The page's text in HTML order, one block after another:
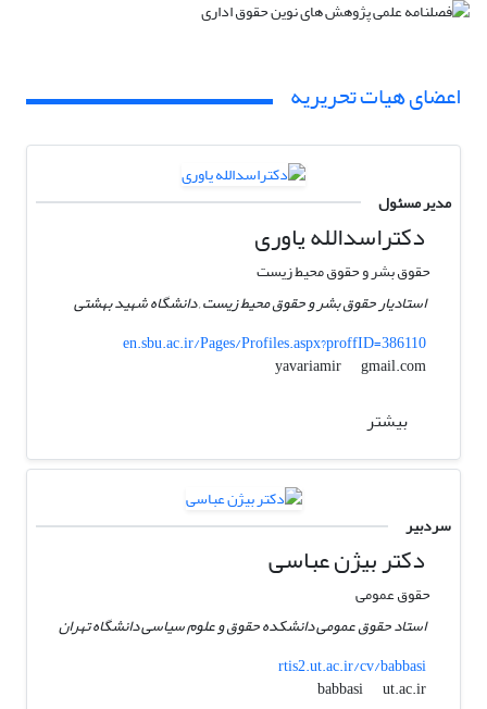
اعضای هیات تحریریه
مدیر مسئول
دکتراسدالله یاوری
حقوق بشر و حقوق محیط زیست
استادیار حقوق بشر و حقوق محیط زیست , دانشگاه شهید بهشتی
en.sbu.ac.ir/Pages/Profiles.aspx?proffID=386110
yavariamir
gmail.com
بیشتر
سردبیر
دکتر بیژن عباسی
حقوق عمومی
استاد حقوق عمومی دانشکده حقوق و علوم سیاسی دانشگاه تهران
rtis2.ut.ac.ir/cv/babbasi
babbasi
ut.ac.ir